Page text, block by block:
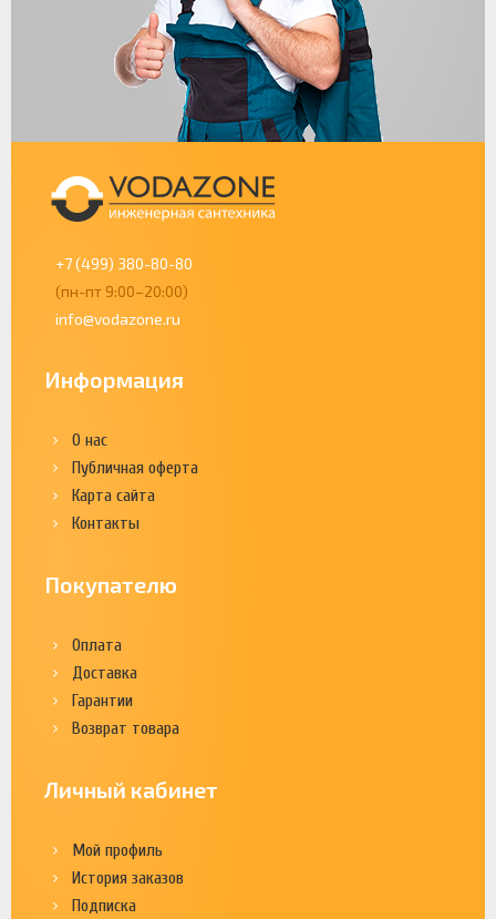
+7 (499) 380-80-80
(пн-пт 9:00–20:00)
info@vodazone.ru
Информация
О нас
Публичная оферта
Карта сайта
Контакты
Покупателю
Оплата
Доставка
Гарантии
Возврат товара
Личный кабинет
Мой профиль
История заказов
Подписка